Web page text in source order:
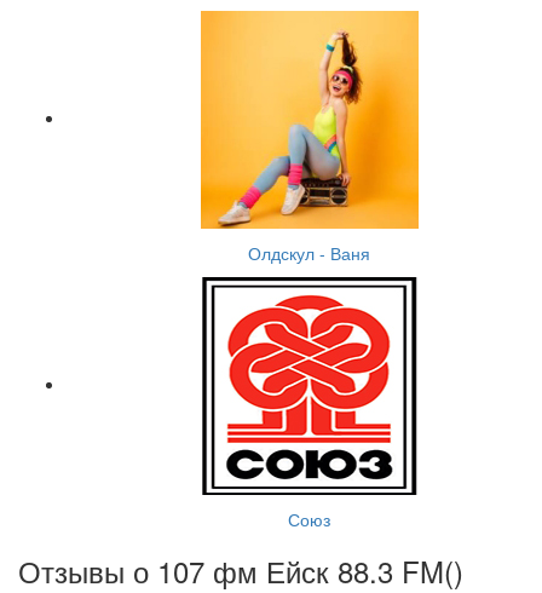
Олдскул - Ваня
Союз
Отзывы о 107 фм Ейск 88.3 FM()